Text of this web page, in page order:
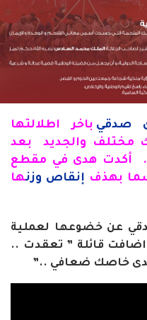
صدقي باخر اطلالتها
مختلف والجديد بعد
وزنها. أكدت هدى في مقطع
بهذف إنقاص وزنها
عن خضوعها لعملية
قائلة ” تعقدت ..
خاصك ضعافي ..”